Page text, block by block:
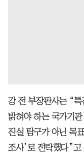
강 전 부장판사는 “
밝혀야 하는 국가기
진실 탐구가 아닌 목
조사’로 전락했다”